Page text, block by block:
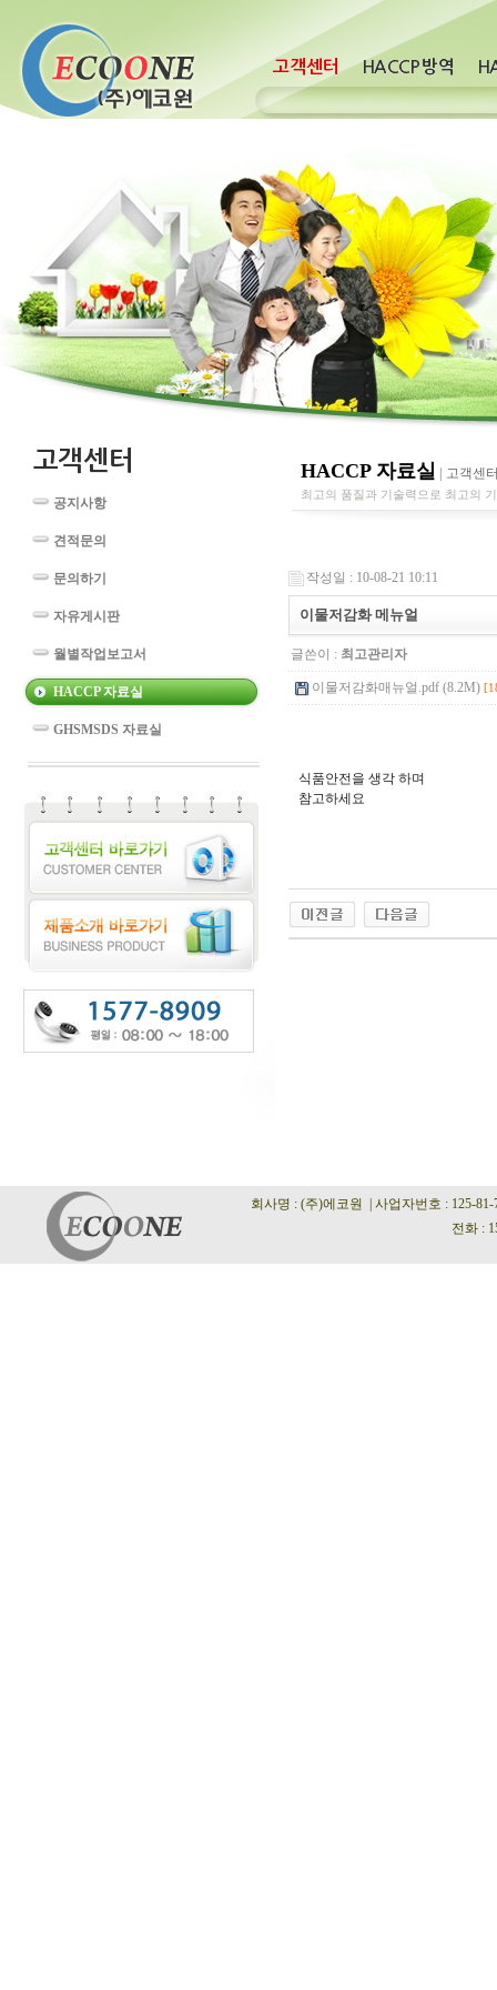
공지사항
견적문의
문의하기
자유게시판
월별작업보고서
HACCP 자료실
GHSMSDS 자료실
HACCP 자료실 고객센
최고의 품질과 기술력으로 최고의
작성일 : 10-08-21 10:11
이물저감화 메뉴얼
글쓴이 : 최고관리자
이물저감화매뉴얼.pdf (8.2M)
식품안전을 생각 하며
참고하세요
회사명 : (주)에코원 | 사업자번호 : 125-
전화 :